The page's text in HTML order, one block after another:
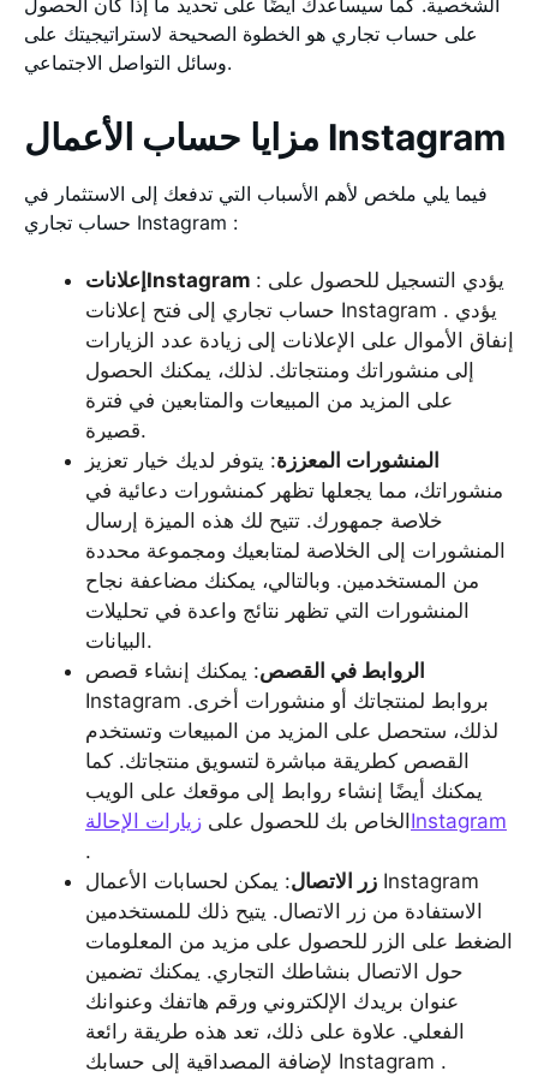
على حساب تجاري هو الخطوة الصحيحة لاستراتيجيتك على
وسائل التواصل الاجتماعي.
مزايا حساب الأعمال Instagram
فيما يلي ملخص لأهم الأسباب التي تدفعك إلى الاستثمار في
حساب تجاري Instagram :
إعلاناتInstagram : يؤدي التسجيل للحصول على
حساب تجاري إلى فتح إعلانات Instagram . يؤدي
إنفاق الأموال على الإعلانات إلى زيادة عدد الزيارات
إلى منشوراتك ومنتجاتك. لذلك، يمكنك الحصول
على المزيد من المبيعات والمتابعين في فترة
قصيرة.
المنشورات المعززة: يتوفر لديك خيار تعزيز
منشوراتك، مما يجعلها تظهر كمنشورات دعائية في
خلاصة جمهورك. تتيح لك هذه الميزة إرسال
المنشورات إلى الخلاصة لمتابعيك ومجموعة محددة
من المستخدمين. وبالتالي، يمكنك مضاعفة نجاح
المنشورات التي تظهر نتائج واعدة في تحليلات
البيانات.
الروابط في القصص: يمكنك إنشاء قصص
Instagram بروابط لمنتجاتك أو منشورات أخرى.
لذلك، ستحصل على المزيد من المبيعات وتستخدم
القصص كطريقة مباشرة لتسويق منتجاتك. كما
يمكنك أيضًا إنشاء روابط إلى موقعك على الويب
الخاص بك للحصول علىزيارات الإحالةInstagram
.
زر الاتصال: يمكن لحسابات الأعمال Instagram
الاستفادة من زر الاتصال. يتيح ذلك للمستخدمين
الضغط على الزر للحصول على مزيد من المعلومات
حول الاتصال بنشاطك التجاري. يمكنك تضمين
عنوان بريدك الإلكتروني ورقم هاتفك وعنوانك
الفعلي. علاوة على ذلك، تعد هذه طريقة رائعة
لإضافة المصداقية إلى حسابك Instagram .